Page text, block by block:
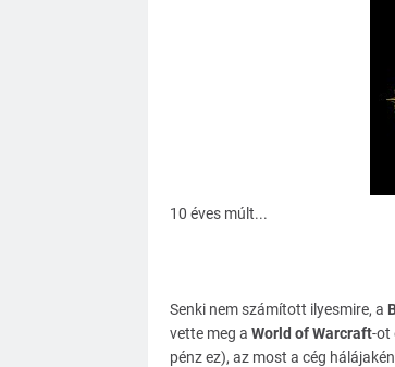
10 éves múlt...
Senki nem számított ilyesmire, a
vette meg a World of Warcraft-ot
pénz ez), az most a cég